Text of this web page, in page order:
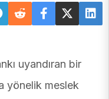
uyandıran bir
yönelik meslek